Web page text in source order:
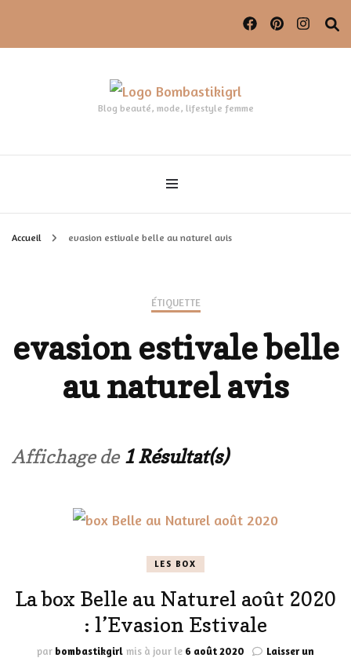
Blog beauté, mode, lifestyle femme
Accueil evasion estivale belle au naturel avis
ÉTIQUETTE
evasion estivale belle
au naturel avis
Affichage de 1 Résultat(s)
LES BOX
La box Belle au Naturel août 2020
: l’Evasion Estivale
par bombastikgirl mis à jour le 6 août 2020
Laisser un